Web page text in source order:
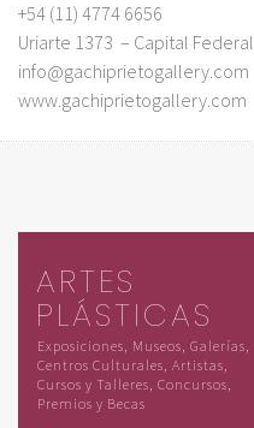
+54 (11) 4774 6656
Uriarte 1373 – Capital Federal
info@gachiprietogallery.com
www.gachiprietogallery.com
ARTES
PLÁSTICAS
Exposiciones, Museos, Galerías,
Centros Culturales, Artistas,
Cursos y Talleres, Concursos,
Premios y Becas